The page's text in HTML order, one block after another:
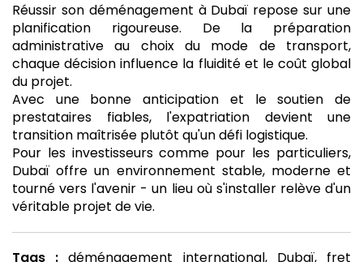
Réussir son déménagement à Dubaï repose sur une
planification rigoureuse. De la préparation
administrative au choix du mode de transport,
chaque décision influence la fluidité et le coût global
du projet.
Avec une bonne anticipation et le soutien de
prestataires fiables, l'expatriation devient une
transition maîtrisée plutôt qu'un défi logistique.
Pour les investisseurs comme pour les particuliers,
Dubaï offre un environnement stable, moderne et
tourné vers l'avenir - un lieu où s'installer relève d'un
véritable projet de vie.
Tags : déménagement international, Dubaï, fret